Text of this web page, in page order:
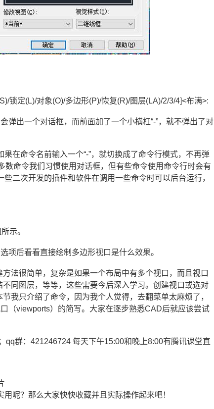
锁定(L)/对象(O)/多边形(P)/恢复(R)/图层(LA)/2/3/4]<布满>:
弹出一个对话框，而前面加了一个小横杠“-”，就不弹出了对
在命令名前输入一个“-”，就切换成了命令行模式，不再弹
命令我们习惯使用对话框，但有些命令使用命令行时会有
二次开发的插件和软件在调用一些命令时可以后台运行，
示。
项后看看直接绘制多边形视口是什么效果。
法很简单，复杂是如果一个布局中有多个视口，而且视口
同图层，等等，这些需要今后深入学习。创建视口或选对
我只介绍了命令，因为我个人觉得，去翻菜单太麻烦了，
（viewports）的简写。大家在逐步熟悉CAD后就应该尝试
qq群：421246724 每天下午15:00和晚上8:00有腾讯课堂直
呢？那么大家快快收藏并且实际操作起来吧！